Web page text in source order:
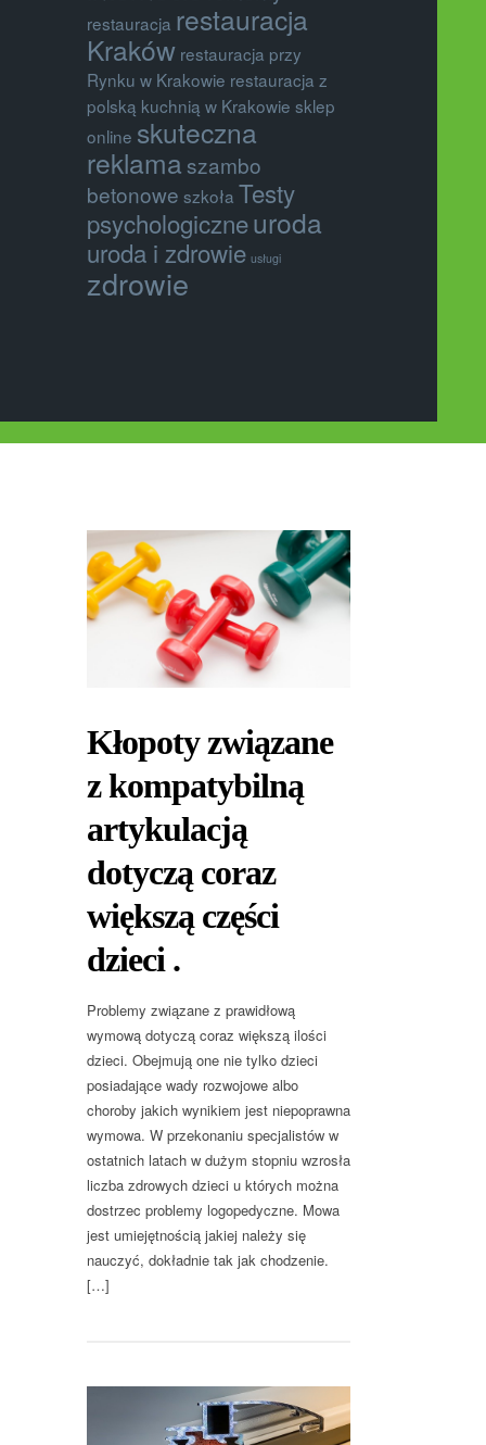
restauracja restauracja
Kraków restauracja przy
Rynku w Krakowie restauracja z
polską kuchnią w Krakowie sklep
online skuteczna
reklama szambo
betonowe szkoła Testy
psychologiczneuroda
uroda i zdrowie usługi
zdrowie
Kłopoty związane
z kompatybilną
artykulacją
dotyczą coraz
większą części
dzieci .
Problemy związane z prawidłową
wymową dotyczą coraz większą ilości
dzieci. Obejmują one nie tylko dzieci
posiadające wady rozwojowe albo
choroby jakich wynikiem jest niepoprawna
wymowa. W przekonaniu specjalistów w
ostatnich latach w dużym stopniu wzrosła
liczba zdrowych dzieci u których można
dostrzec problemy logopedyczne. Mowa
jest umiejętnością jakiej należy się
nauczyć, dokładnie tak jak chodzenie.
[…]